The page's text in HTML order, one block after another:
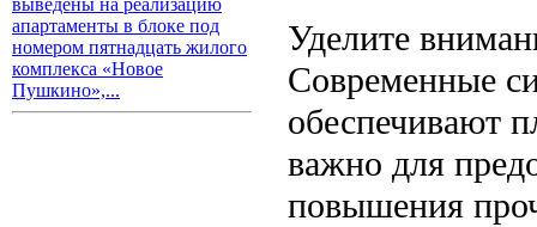
выведены на реализацию
апартаменты в блоке под
номером пятнадцать жилого
комплекса «Новое
Пушкино»,...
Уделите
Современные
обеспечивают
важно для
повышения